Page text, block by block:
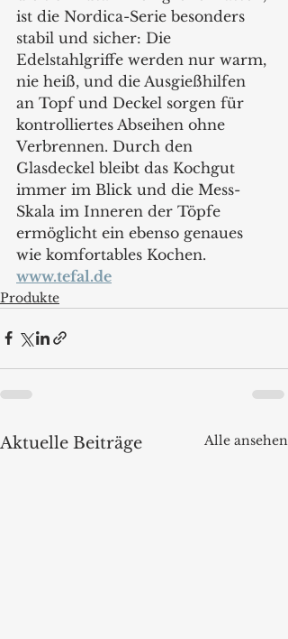
ist die Nordica-Serie besonders
stabil und sicher: Die
Edelstahlgriffe werden nur warm,
nie heiß, und die Ausgießhilfen
an Topf und Deckel sorgen für
kontrolliertes Abseihen ohne
Verbrennen. Durch den
Glasdeckel bleibt das Kochgut
immer im Blick und die Mess-
Skala im Inneren der Töpfe
ermöglicht ein ebenso genaues
wie komfortables Kochen.
www.tefal.de
Produkte
Aktuelle Beiträge Alle ansehen